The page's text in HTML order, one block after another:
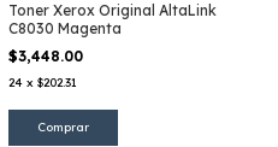
Toner Xerox Original AltaLink
C8030 Magenta
$3,448.00
24 x $202.31